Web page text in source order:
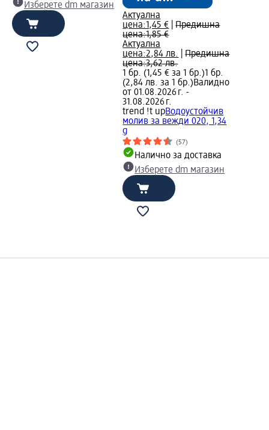
Изберете dm магазин
Актуална
цена:1,45 € |Предишна
цена:1,85 €
Актуална
цена:2,84 лв. |Предишна
цена:3,62 лв.
1 бр. (1,45 € за 1 бр.)1 бр.
(2,84 лв. за 1 бр.)Валидно
от 01.08.2026 г. -
31.08.2026 г.
trend !t upВодоустойчив
молив за вежди 020, 1,34
g
(57)
Налично за доставка
Изберете dm магазин